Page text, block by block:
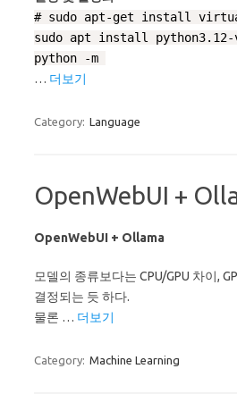
# sudo apt-get install
sudo apt install python3.12-
python -m
… 더보기
Category: Language
OpenWebUI +
OpenWebUI + Ollama
모델의 종류보다는 CPU/GPU 차이,
결정되는 듯 하다.
물론 … 더보기
Category: Machine Learning